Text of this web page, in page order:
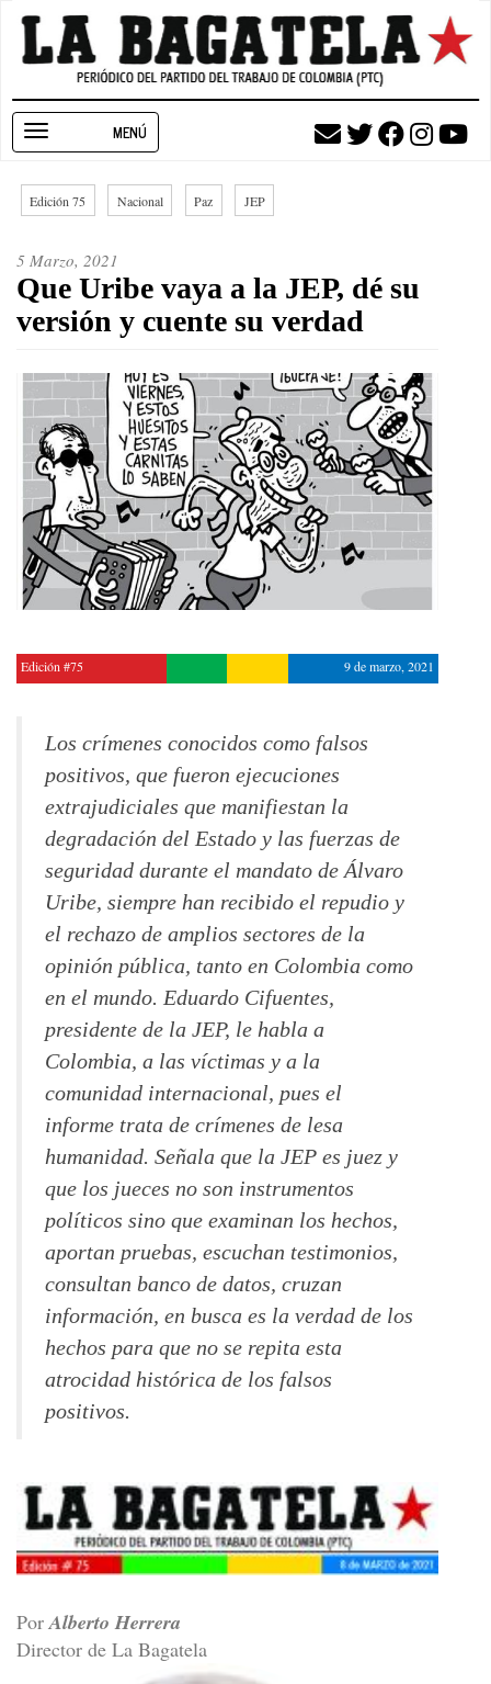
Pasar
contenido
navigation
Edición 75 Nacional Paz JEP
5 Marzo, 2021
Que Uribe vaya a la JEP, dé su
versión y cuente su verdad
Edición #75 9 de marzo, 2021
Los crímenes conocidos como falsos
positivos, que fueron ejecuciones
extrajudiciales que manifiestan la
degradación del Estado y las fuerzas de
seguridad durante el mandato de Álvaro
Uribe, siempre han recibido el repudio y
el rechazo de amplios sectores de la
opinión pública, tanto en Colombia como
en el mundo. Eduardo Cifuentes,
presidente de la JEP, le habla a
Colombia, a las víctimas y a la
comunidad internacional, pues el
informe trata de crímenes de lesa
humanidad. Señala que la JEP es juez y
que los jueces no son instrumentos
políticos sino que examinan los hechos,
aportan pruebas, escuchan testimonios,
consultan banco de datos, cruzan
información, en busca es la verdad de los
hechos para que no se repita esta
atrocidad histórica de los falsos
positivos.
Por Alberto Herrera
Director de La Bagatela